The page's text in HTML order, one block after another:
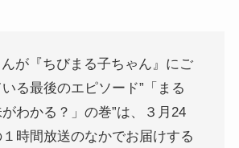
が『ちびまる子ちゃん』にご
る最後のエピソード”「まる
わかる？」の巻”は、３月24
１時間放送のなかでお届けする